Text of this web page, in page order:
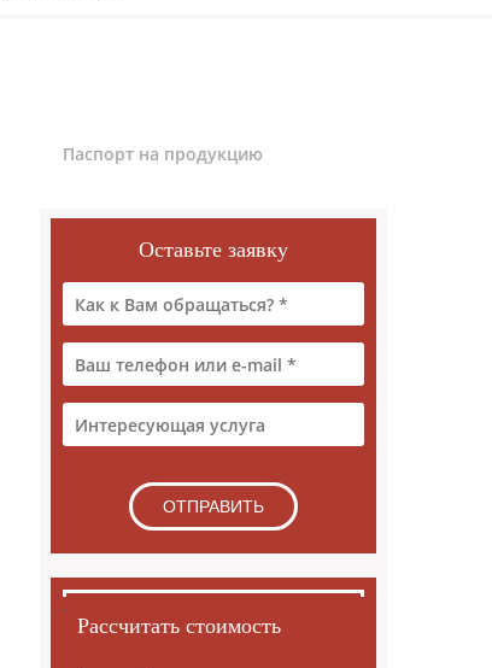
Паспорт на продукцию
Оставьте заявку
Рассчитать стоимость